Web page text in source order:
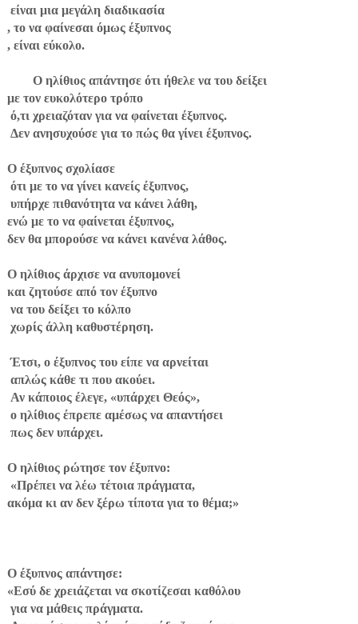
είναι μια μεγάλη διαδικασία
, το να φαίνεσαι όμως έξυπνος
, είναι εύκολο.
Ο ηλίθιος απάντησε ότι ήθελε να του δείξει
με τον ευκολότερο τρόπο
ό,τι χρειαζόταν για να φαίνεται έξυπνος.
Δεν ανησυχούσε για το πώς θα γίνει έξυπνος.
Ο έξυπνος σχολίασε
ότι με το να γίνει κανείς έξυπνος,
υπήρχε πιθανότητα να κάνει λάθη,
ενώ με το να φαίνεται έξυπνος,
δεν θα μπορούσε να κάνει κανένα λάθος.
Ο ηλίθιος άρχισε να ανυπομονεί
και ζητούσε από τον έξυπνο
να του δείξει το κόλπο
χωρίς άλλη καθυστέρηση.
Έτσι, ο έξυπνος του είπε να αρνείται
απλώς κάθε τι που ακούει.
Αν κάποιος έλεγε, «υπάρχει Θεός»,
ο ηλίθιος έπρεπε αμέσως να απαντήσει
πως δεν υπάρχει.
Ο ηλίθιος ρώτησε τον έξυπνο:
«Πρέπει να λέω τέτοια πράγματα,
ακόμα κι αν δεν ξέρω τίποτα για το θέμα;»
Ο έξυπνος απάντησε:
«Εσύ δε χρειάζεται να σκοτίζεσαι καθόλου
για να μάθεις πράγματα.